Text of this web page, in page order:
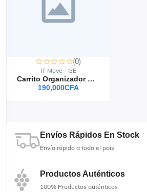
(0)
IT Move - GE
Carrito Organizador De Pañales Para Bebé
190,000CFA
Envíos Rápidos En Stock
Envío rápido a todo el país
Productos Auténticos
100% Productos auténticos